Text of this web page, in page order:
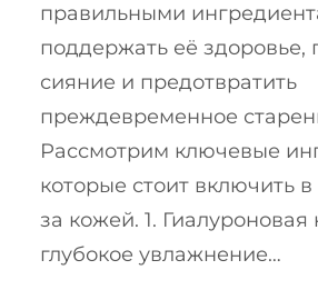
правильными
поддержать её здоровье,
сияние и предотвратить
преждевременное
Рассмотрим ключевые
которые стоит включить
за кожей. 1.
глубокое увлажнение…